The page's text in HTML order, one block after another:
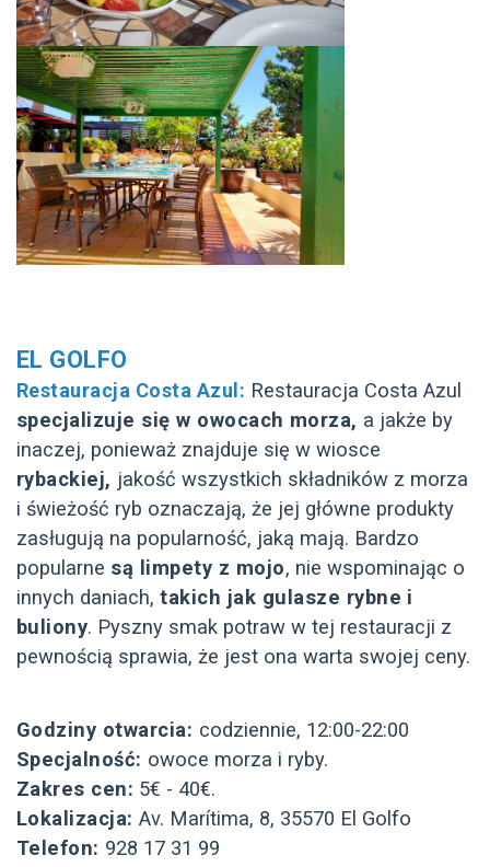
EL GOLFO
Restauracja Costa Azul: Restauracja Costa Azul
specjalizuje się w owocach morza, a jakże by
inaczej, ponieważ znajduje się w wiosce
rybackiej, jakość wszystkich składników z morza
i świeżość ryb oznaczają, że jej główne produkty
zasługują na popularność, jaką mają. Bardzo
popularne są limpety z mojo, nie wspominając o
innych daniach, takich jak gulasze rybne i
buliony. Pyszny smak potraw w tej restauracji z
pewnością sprawia, że jest ona warta swojej ceny.
Godziny otwarcia: codziennie, 12:00-22:00
Specjalność: owoce morza i ryby.
Zakres cen: 5€ - 40€.
Lokalizacja: Av. Marítima, 8, 35570 El Golfo
Telefon: 928 17 31 99